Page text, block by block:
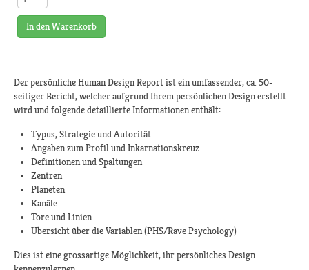
In den Warenkorb
Der persönliche Human Design Report ist ein umfassender, ca. 50-
seitiger Bericht, welcher aufgrund Ihrem persönlichen Design erstellt
wird und folgende detaillierte Informationen enthält:
Typus, Strategie und Autorität
Angaben zum Profil und Inkarnationskreuz
Definitionen und Spaltungen
Zentren
Planeten
Kanäle
Tore und Linien
Übersicht über die Variablen (PHS/Rave Psychology)
Dies ist eine grossartige Möglichkeit, ihr persönliches Design